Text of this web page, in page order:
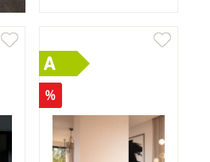
A
%